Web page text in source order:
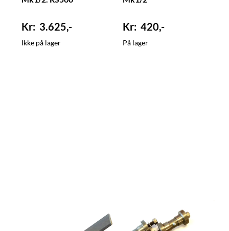
3.625,-
Ikke på lager
420,-
På lager